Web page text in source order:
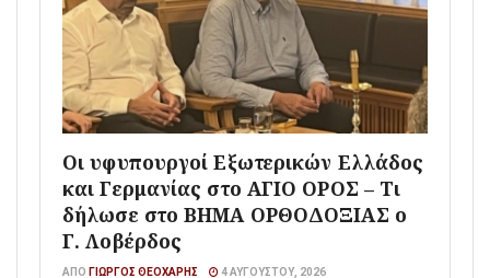
Οι υφυπουργοί Εξωτερικών Ελλάδος
και Γερμανίας στο ΑΓΙΟ ΟΡΟΣ – Τι
δήλωσε στο ΒΗΜΑ ΟΡΘΟΔΟΞΙΑΣ ο
Γ. Λοβέρδος
ΑΠΌ ΓΙΏΡΓΟΣ ΘΕΟΧΆΡΗΣ 4 ΑΥΓΟΎΣΤΟΥ, 2026